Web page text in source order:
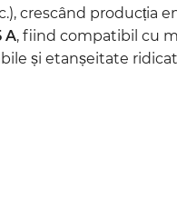
crescând producția
A, fiind compatibil cu
și etanșeitate